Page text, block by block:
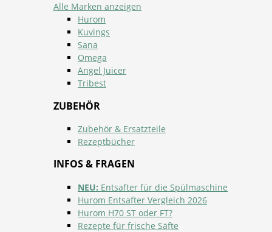
Alle Marken anzeigen
Hurom
Kuvings
Sana
Omega
Angel Juicer
Tribest
ZUBEHÖR
Zubehör & Ersatzteile
Rezeptbücher
INFOS & FRAGEN
NEU: Entsafter für die Spülmaschine
Hurom Entsafter Vergleich 2026
Hurom H70 ST oder FT?
Rezepte für frische Säfte